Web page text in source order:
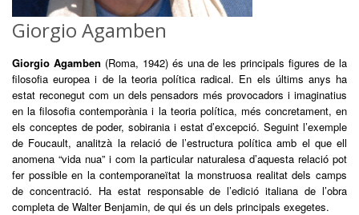
Giorgio Agamben
Giorgio Agamben (Roma, 1942) és una de les principals figures de la
filosofia europea i de la teoria política radical. En els últims anys ha
estat reconegut com un dels pensadors més provocadors i imaginatius
en la filosofia contemporània i la teoria política, més concretament, en
els conceptes de poder, sobirania i estat d’excepció. Seguint l’exemple
de Foucault, analitzà la relació de l’estructura política amb el que ell
anomena “vida nua” i com la particular naturalesa d’aquesta relació pot
fer possible en la contemporaneïtat la monstruosa realitat dels camps
de concentració. Ha estat responsable de l’edició italiana de l’obra
completa de Walter Benjamin, de qui és un dels principals exegetes.